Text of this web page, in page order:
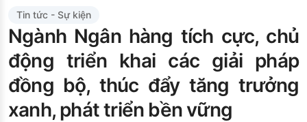
Đào tạo ISO
Tin tức - Sự kiện
Ngành Ngân hàng tích cực, chủ
động triển khai các giải pháp
đồng bộ, thúc đẩy tăng trưởng
xanh, phát triển bền vững